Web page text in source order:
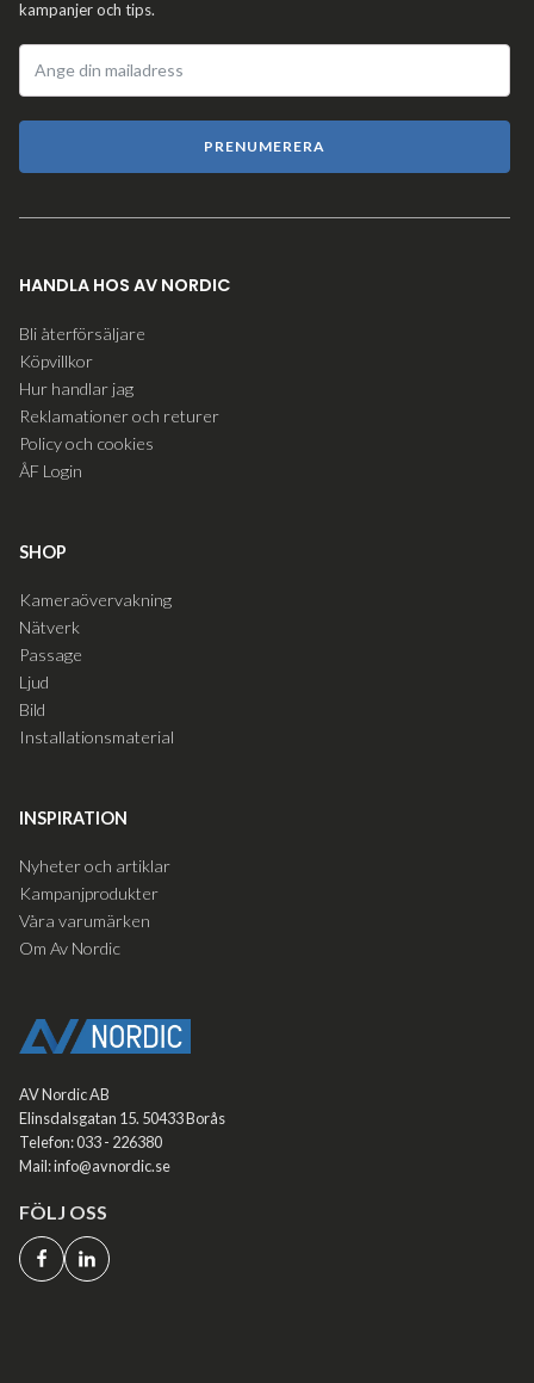
kampanjer och tips.
PRENUMERERA
AV Nordic AB
Elinsdalsgatan 15. 50433 Borås
Telefon: 033 - 226380
Mail: info@avnordic.se
FÖLJ OSS
HANDLA HOS AV NORDIC
Bli återförsäljare
Köpvillkor
Hur handlar jag
Reklamationer och returer
Policy och cookies
ÅF Login
SHOP
Kameraövervakning
Nätverk
Passage
Ljud
Bild
Installationsmaterial
INSPIRATION
Nyheter och artiklar
Kampanjprodukter
Våra varumärken
Om Av Nordic